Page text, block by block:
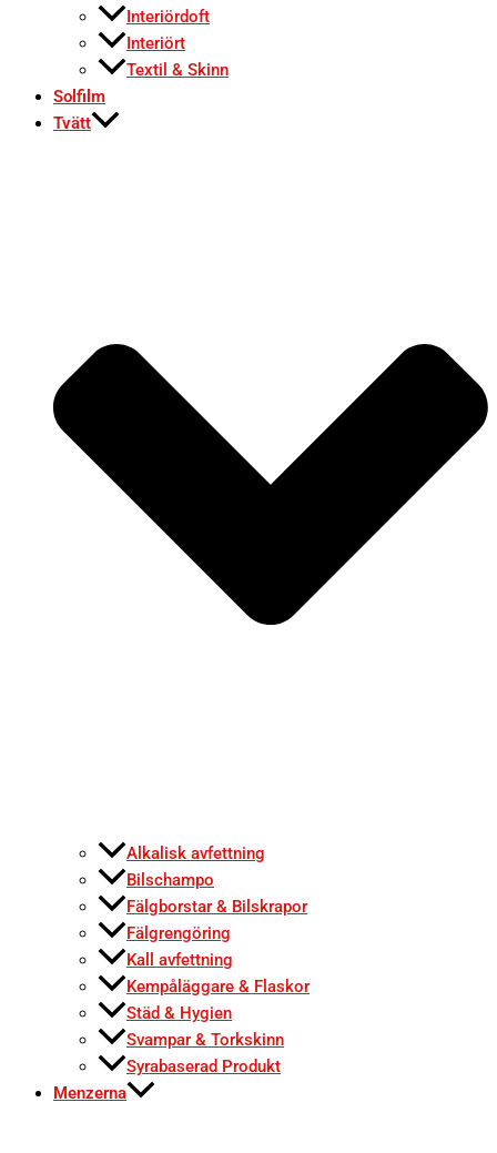
Interiördoft
Interiört
Textil & Skinn
Solfilm
Tvätt
Alkalisk avfettning
Bilschampo
Fälgborstar & Bilskrapor
Fälgrengöring
Kall avfettning
Kempåläggare & Flaskor
Städ & Hygien
Svampar & Torkskinn
Syrabaserad Produkt
Menzerna